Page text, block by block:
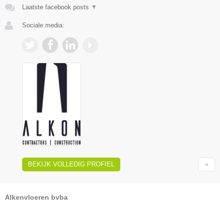
Laatste facebook posts ▼
Sociale media:
BEKIJK VOLLEDIG PROFIEL
Alkenvloeren bvba